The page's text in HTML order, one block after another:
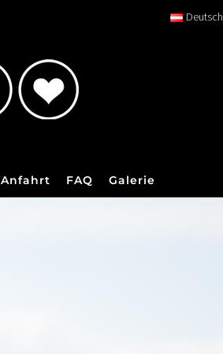
Deutsch
Anfahrt FAQ Galerie